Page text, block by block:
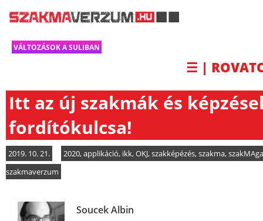
VÁLTOZÁSOK A SULIBAN
☰ |
Itt az új szakmák és
fordítókulcsa!
2019. 10. 21. 2020,applikáció, ikk,OKJ,szakképézés,szakma,
szakmaverzum
Soucek Albin